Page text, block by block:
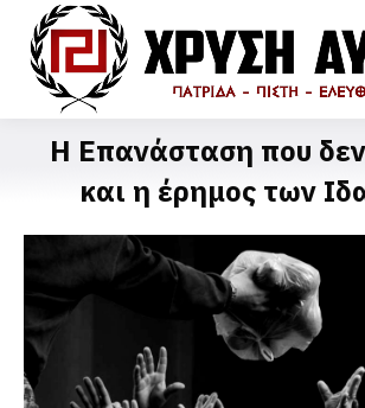
H Eπανάσταση που
και η έρημος των